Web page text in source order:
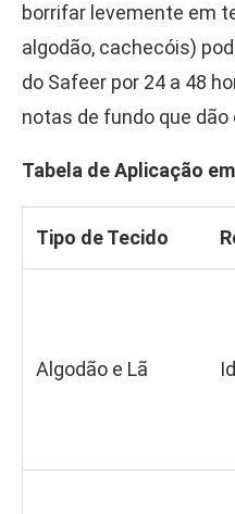
borrifar levemente em
algodão, cachecóis)
do Safeer por 24 a 48
notas de fundo que
Tabela de Aplicação
Tipo de Tecido
Algodão e Lã